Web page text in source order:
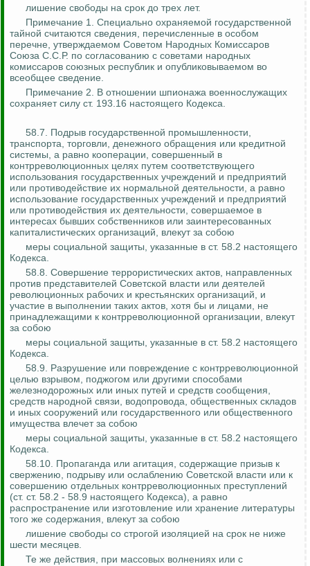
лишение свободы на срок до трех лет.
Примечание 1. Специально охраняемой государственной
тайной считаются сведения, перечисленные в особом
перечне, утверждаемом Советом Народных Комиссаров
Союза С.С.Р. по согласованию с советами народных
комиссаров союзных республик и опубликовываемом во
всеобщее сведение.
Примечание 2. В отношении шпионажа военнослужащих
сохраняет силу ст. 193.16 настоящего Кодекса.
58.7. Подрыв государственной промышленности,
транспорта, торговли, денежного обращения или кредитной
системы, а равно кооперации, совершенный в
контрреволюционных целях путем соответствующего
использования государственных учреждений и предприятий
или противодействие их нормальной деятельности, а равно
использование государственных учреждений и предприятий
или противодействия их деятельности, совершаемое в
интересах бывших собственников или заинтересованных
капиталистических организаций, влекут за собою
меры социальной защиты, указанные в ст. 58.2 настоящего
Кодекса.
58.8. Совершение террористических актов, направленных
против представителей Советской власти или деятелей
революционных рабочих и крестьянских организаций, и
участие в выполнении таких актов, хотя бы и лицами, не
принадлежащими к контрреволюционной организации, влекут
за собою
меры социальной защиты, указанные в ст. 58.2 настоящего
Кодекса.
58.9. Разрушение или повреждение с контрреволюционной
целью взрывом, поджогом или другими способами
железнодорожных или иных путей и средств сообщения,
средств народной связи, водопровода, общественных складов
и иных сооружений или государственного или общественного
имущества влечет за собою
меры социальной защиты, указанные в ст. 58.2 настоящего
Кодекса.
58.10. Пропаганда или агитация, содержащие призыв к
свержению, подрыву или ослаблению Советской власти или к
совершению отдельных контрреволюционных преступлений
(ст. ст. 58.2 - 58.9 настоящего Кодекса), а равно
распространение или изготовление или хранение литературы
того же содержания, влекут за собою
лишение свободы со строгой изоляцией на срок не ниже
шести месяцев.
Те же действия, при массовых волнениях или с